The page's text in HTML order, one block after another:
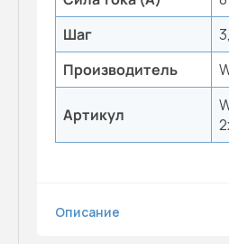
Шаг
Производитель
Артикул
Описание